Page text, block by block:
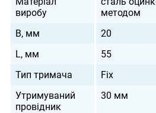
виробу
методом
B, мм
20
L, мм
55
Тип тримача
Fix
Утримуваний
провідник
30 мм